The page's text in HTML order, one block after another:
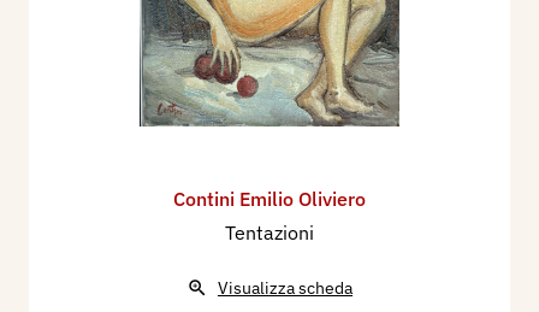
Contini Emilio Oliviero
Tentazioni
Visualizza scheda